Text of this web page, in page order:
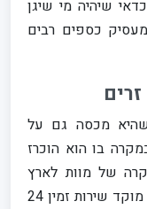
שיהיה מי שיגן
כספים רבים
מכסה גם על
בו הוא הוכרז
של מוות לארץ
המוצא, ביטוח למקרה מוות, ביטח נכות, מוקד שירות זמין 24